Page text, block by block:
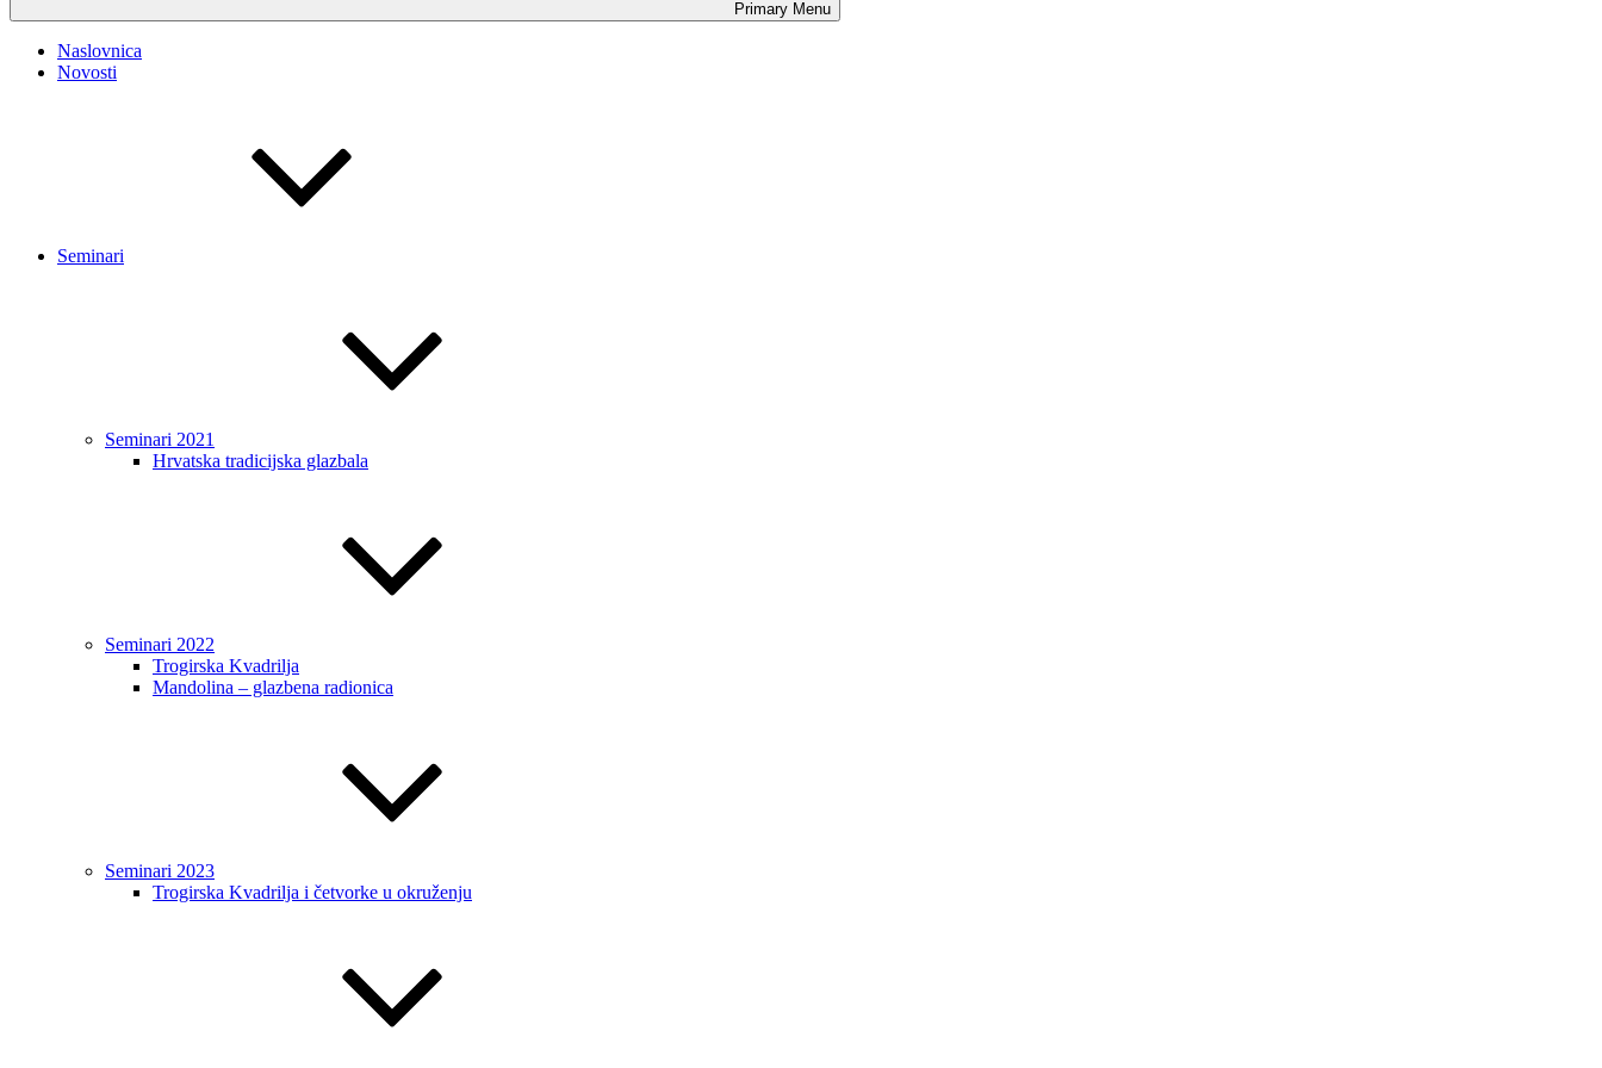
Primary Menu
Naslovnica
Novosti
Seminari
Seminari 2021
Hrvatska tradicijska glazbala
Seminari 2022
Trogirska Kvadrilja
Mandolina – glazbena radionica
Seminari 2023
Trogirska Kvadrilja i četvorke u okruženju